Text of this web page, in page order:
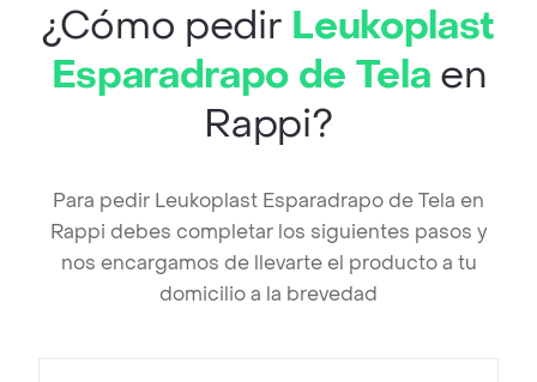
¿Cómo pedir Leukoplast
Esparadrapo de Tela en
Rappi?
Para pedir Leukoplast Esparadrapo de Tela en
Rappi debes completar los siguientes pasos y
nos encargamos de llevarte el producto a tu
domicilio a la brevedad